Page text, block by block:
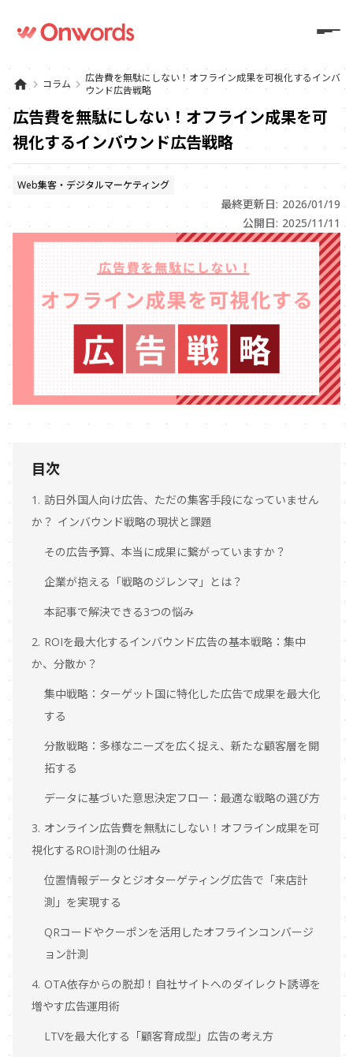
home keyboard_arrow_right コラム keyboard_arrow_right 広告費を無駄にしない！オフライン成果を可視化するインバ
ウンド広告戦略
広告費を無駄にしない！オフライン成果を可
視化するインバウンド広告戦略
Web集客・デジタルマーケティング
最終更新日: 2026/01/19
公開日: 2025/11/11
目次
1. 訪日外国人向け広告、ただの集客手段になっていません
か？ インバウンド戦略の現状と課題
その広告予算、本当に成果に繋がっていますか？
企業が抱える「戦略のジレンマ」とは？
本記事で解決できる3つの悩み
2. ROIを最大化するインバウンド広告の基本戦略：集中
か、分散か？
集中戦略：ターゲット国に特化した広告で成果を最大化
する
分散戦略：多様なニーズを広く捉え、新たな顧客層を開
拓する
データに基づいた意思決定フロー：最適な戦略の選び方
3. オンライン広告費を無駄にしない！オフライン成果を可
視化するROI計測の仕組み
位置情報データとジオターゲティング広告で「来店計
測」を実現する
QRコードやクーポンを活用したオフラインコンバージ
ョン計測
4. OTA依存からの脱却！自社サイトへのダイレクト誘導を
増やす広告運用術
LTVを最大化する「顧客育成型」広告の考え方